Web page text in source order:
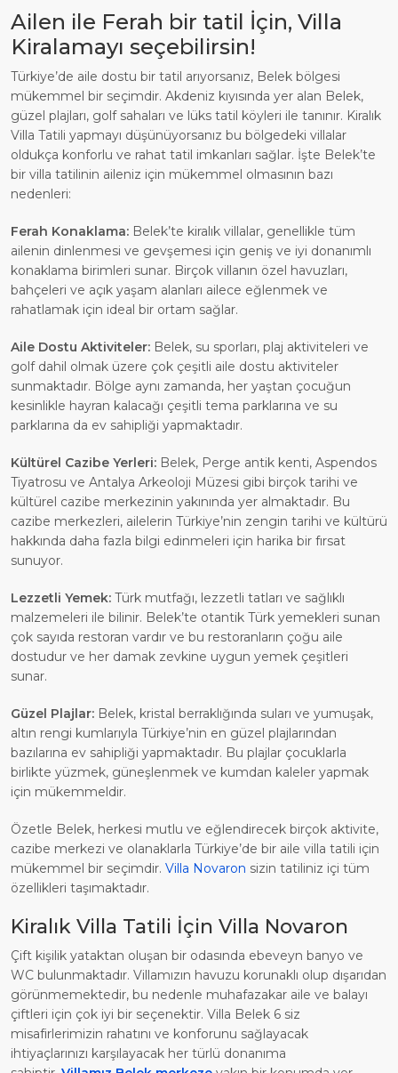
Ailen ile Ferah bir tatil İçin, Villa
Kiralamayı seçebilirsin!
Türkiye’de aile dostu bir tatil arıyorsanız, Belek bölgesi
mükemmel bir seçimdir. Akdeniz kıyısında yer alan Belek,
güzel plajları, golf sahaları ve lüks tatil köyleri ile tanınır. Kiralık
Villa Tatili yapmayı düşünüyorsanız bu bölgedeki villalar
oldukça konforlu ve rahat tatil imkanları sağlar. İşte Belek’te
bir villa tatilinin aileniz için mükemmel olmasının bazı
nedenleri:
Ferah Konaklama: Belek’te kiralık villalar, genellikle tüm
ailenin dinlenmesi ve gevşemesi için geniş ve iyi donanımlı
konaklama birimleri sunar. Birçok villanın özel havuzları,
bahçeleri ve açık yaşam alanları ailece eğlenmek ve
rahatlamak için ideal bir ortam sağlar.
Aile Dostu Aktiviteler: Belek, su sporları, plaj aktiviteleri ve
golf dahil olmak üzere çok çeşitli aile dostu aktiviteler
sunmaktadır. Bölge aynı zamanda, her yaştan çocuğun
kesinlikle hayran kalacağı çeşitli tema parklarına ve su
parklarına da ev sahipliği yapmaktadır.
Kültürel Cazibe Yerleri: Belek, Perge antik kenti, Aspendos
Tiyatrosu ve Antalya Arkeoloji Müzesi gibi birçok tarihi ve
kültürel cazibe merkezinin yakınında yer almaktadır. Bu
cazibe merkezleri, ailelerin Türkiye’nin zengin tarihi ve kültürü
hakkında daha fazla bilgi edinmeleri için harika bir fırsat
sunuyor.
Lezzetli Yemek: Türk mutfağı, lezzetli tatları ve sağlıklı
malzemeleri ile bilinir. Belek’te otantik Türk yemekleri sunan
çok sayıda restoran vardır ve bu restoranların çoğu aile
dostudur ve her damak zevkine uygun yemek çeşitleri
sunar.
Güzel Plajlar: Belek, kristal berraklığında suları ve yumuşak,
altın rengi kumlarıyla Türkiye’nin en güzel plajlarından
bazılarına ev sahipliği yapmaktadır. Bu plajlar çocuklarla
birlikte yüzmek, güneşlenmek ve kumdan kaleler yapmak
için mükemmeldir.
Özetle Belek, herkesi mutlu ve eğlendirecek birçok aktivite,
cazibe merkezi ve olanaklarla Türkiye’de bir aile villa tatili için
mükemmel bir seçimdir. Villa Novaron sizin tatiliniz içi tüm
özellikleri taşımaktadır.
Kiralık Villa Tatili İçin Villa Novaron
Çift kişilik yataktan oluşan bir odasında ebeveyn banyo ve
WC bulunmaktadır. Villamızın havuzu korunaklı olup dışarıdan
görünmemektedir, bu nedenle muhafazakar aile ve balayı
çiftleri için çok iyi bir seçenektir. Villa Belek 6 siz
misafirlerimizin rahatını ve konforunu sağlayacak
ihtiyaçlarınızı karşılayacak her türlü donanıma